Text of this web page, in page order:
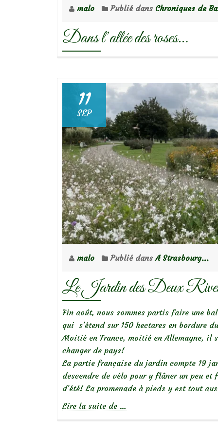
malo Publié dans Chroniques de
Dans l’allée des roses…
11
SEP
malo Publié dansA Strasbourg...
Le Jardin des Deux
Fin août, nous sommes partis faire une
qui s’étend sur 150 hectares en bordure
Moitié en France, moitié en Allemagne, il
changer de pays!
La partie française du jardin compte 19
descendre de vélo pour y flâner un peu
d’été! La promenade à pieds y est tout
Lire la suite de …